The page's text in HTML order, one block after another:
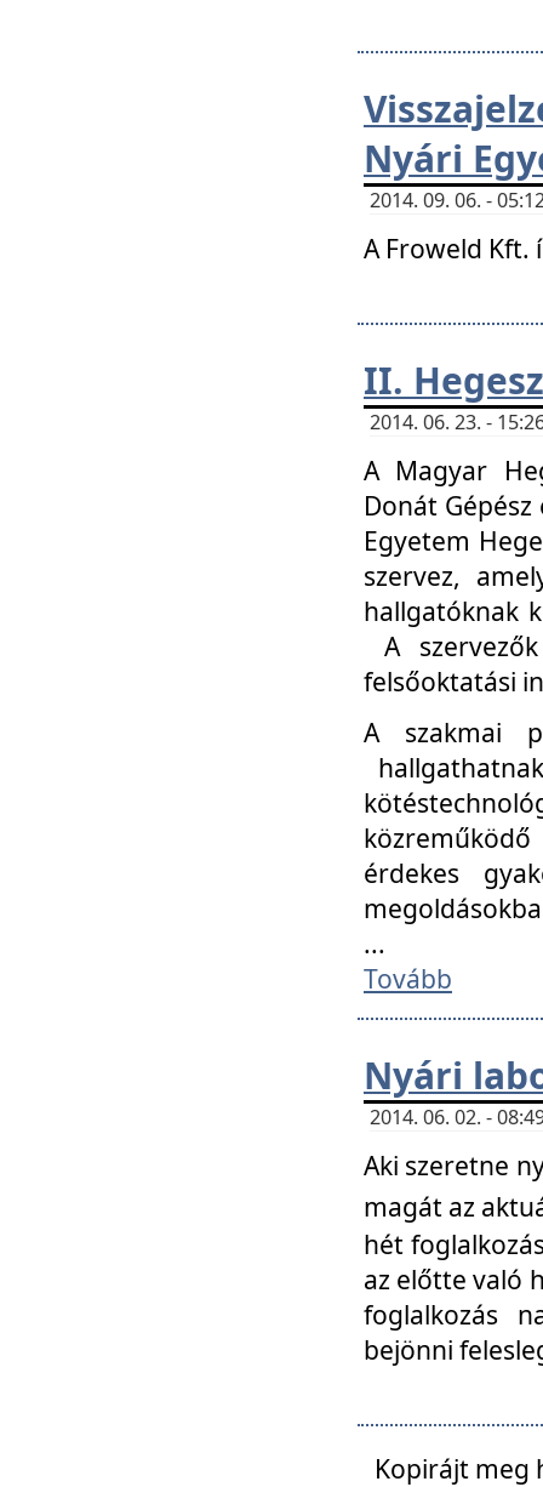
Nyári
2014. 09. 06. -
A Froweld
II.
2014. 06. 23. -
A Magyar
Donát
Egyetem
szervez,
hallgatóknak
A
felsőoktatási
A szakmai
érdekes
...
Tovább
Nyári
2014. 06. 02. -
Aki szeretne
magát az
hét
az előtte való
foglalkozás
bejönni
Kopirájt meg